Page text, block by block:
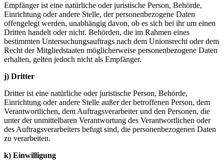
Empfänger ist eine natürliche oder juristische Person, Behörde,
Einrichtung oder andere Stelle, der personenbezogene Daten
offengelegt werden, unabhängig davon, ob es sich bei ihr um einen
Dritten handelt oder nicht. Behörden, die im Rahmen eines
bestimmten Untersuchungsauftrags nach dem Unionsrecht oder dem
Recht der Mitgliedstaaten möglicherweise personenbezogene Daten
erhalten, gelten jedoch nicht als Empfänger.
j) Dritter
Dritter ist eine natürliche oder juristische Person, Behörde,
Einrichtung oder andere Stelle außer der betroffenen Person, dem
Verantwortlichen, dem Auftragsverarbeiter und den Personen, die
unter der unmittelbaren Verantwortung des Verantwortlichen oder
des Auftragsverarbeiters befugt sind, die personenbezogenen Daten
zu verarbeiten.
k) Einwilligung